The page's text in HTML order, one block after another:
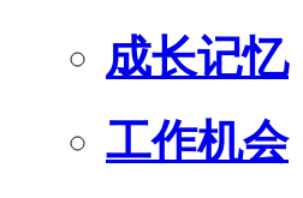
成长记忆
工作机会